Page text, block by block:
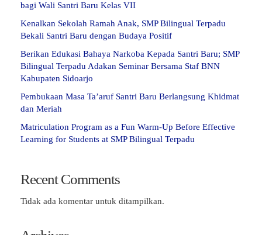
bagi Wali Santri Baru Kelas VII
Kenalkan Sekolah Ramah Anak, SMP Bilingual Terpadu
Bekali Santri Baru dengan Budaya Positif
Berikan Edukasi Bahaya Narkoba Kepada Santri Baru; SMP
Bilingual Terpadu Adakan Seminar Bersama Staf BNN
Kabupaten Sidoarjo
Pembukaan Masa Ta’aruf Santri Baru Berlangsung Khidmat
dan Meriah
Matriculation Program as a Fun Warm-Up Before Effective
Learning for Students at SMP Bilingual Terpadu
Recent Comments
Tidak ada komentar untuk ditampilkan.